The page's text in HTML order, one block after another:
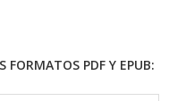
FORMATOS PDF Y EPUB: